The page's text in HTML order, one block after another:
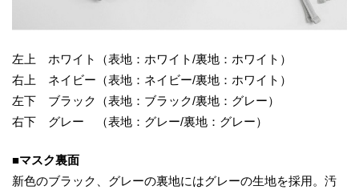
左上 ホワイト（表地：ホワイト/裏地：ホワイト）
右上 ネイビー（表地：ネイビー/裏地：ホワイト）
左下 ブラック（表地：ブラック/裏地：グレー）
右下 グレー （表地：グレー/裏地：グレー）
■マスク裏面
新色のブラック、グレーの裏地にはグレーの生地を採用。汚